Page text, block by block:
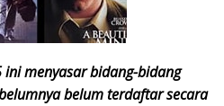
ini menyasar bidang-bidang
belum terdaftar secara